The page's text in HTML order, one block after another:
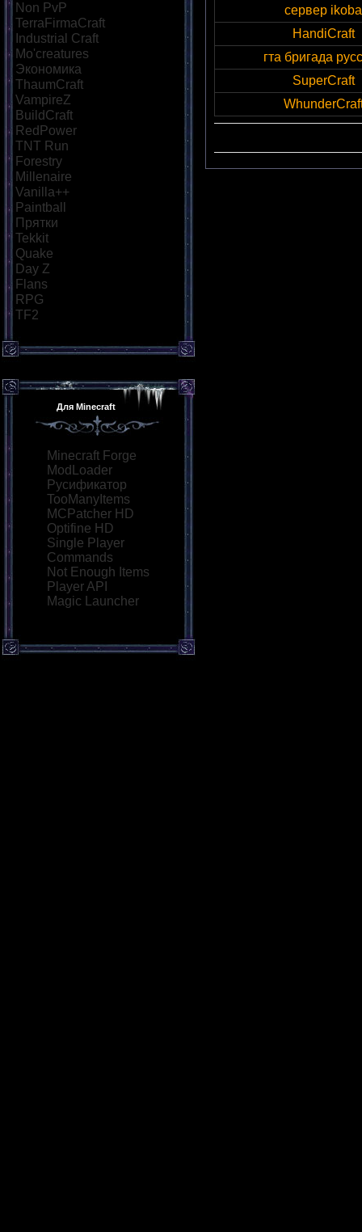
Non PvP
TerraFirmaCraft
Industrial Craft
Mo'creatures
Экономика
ThaumCraft
VampireZ
BuildCraft
RedPower
TNT Run
Forestry
Millenaire
Vanilla++
Paintball
Прятки
Tekkit
Quake
Day Z
Flans
RPG
TF2
Для Minecraft
Minecraft Forge
ModLoader
Русификатор
TooManyItems
MCPatcher HD
Optifine HD
Single Player
Commands
Not Enough Items
Player API
Magic Launcher
сервер ikoba
HandiCraft
гта бригада
SuperCraft